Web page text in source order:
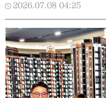
2026.07.08 04:25